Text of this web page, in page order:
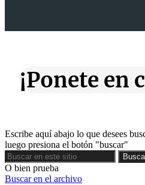
¡Ponete en
Escribe aquí abajo lo que desees
luego presiona el botón "buscar"
Buscar
O bien prueba
Buscar en el archivo